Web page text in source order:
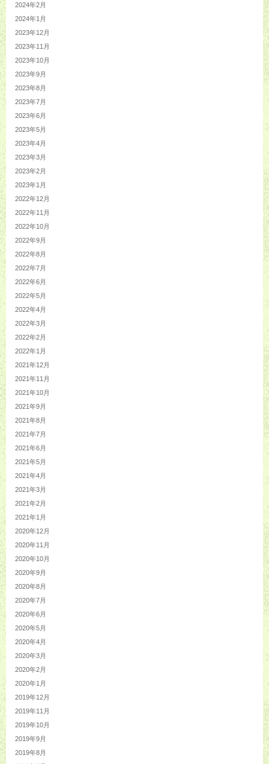
2024年2月
2024年1月
2023年12月
2023年11月
2023年10月
2023年9月
2023年8月
2023年7月
2023年6月
2023年5月
2023年4月
2023年3月
2023年2月
2023年1月
2022年12月
2022年11月
2022年10月
2022年9月
2022年8月
2022年7月
2022年6月
2022年5月
2022年4月
2022年3月
2022年2月
2022年1月
2021年12月
2021年11月
2021年10月
2021年9月
2021年8月
2021年7月
2021年6月
2021年5月
2021年4月
2021年3月
2021年2月
2021年1月
2020年12月
2020年11月
2020年10月
2020年9月
2020年8月
2020年7月
2020年6月
2020年5月
2020年4月
2020年3月
2020年2月
2020年1月
2019年12月
2019年11月
2019年10月
2019年9月
2019年8月